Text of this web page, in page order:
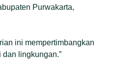
Purwakarta,
ini mempertimbangkan
lingkungan.”